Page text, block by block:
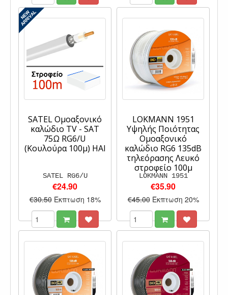
SATEL Ομοαξονικό
καλώδιο TV - SAT
75Ω RG6/U
(Kουλούρα 100μ) HAI
SATEL RG6/U
€24.90
€30.50 Έκπτωση 18%
LOKMANN 1951
Υψηλής Ποιότητας
Ομοαξονικό
καλώδιο RG6 135dB
τηλεόρασης Λευκό
στροφείο 100μ
LOKMANN 1951
€35.90
€45.00 Έκπτωση 20%